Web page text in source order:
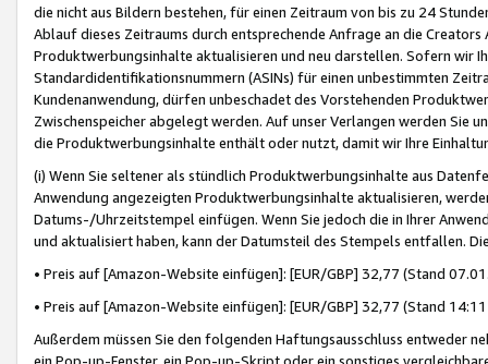
die nicht aus Bildern bestehen, für einen Zeitraum von bis zu 24
Ablauf dieses Zeitraums durch entsprechende Anfrage an die
Produktwerbungsinhalte aktualisieren und neu darstellen. Sofern wir
Standardidentifikationsnummern (ASINs) für einen unbestimmten
Kundenanwendung, dürfen unbeschadet des Vorstehenden
Zwischenspeicher abgelegt werden. Auf unser Verlangen werden Sie
die Produktwerbungsinhalte enthält oder nutzt, damit wir Ihre
(i) Wenn Sie seltener als stündlich Produktwerbungsinhalte aus
Anwendung angezeigten Produktwerbungsinhalte aktualisieren,
Datums-/Uhrzeitstempel einfügen. Wenn Sie jedoch die in Ihrer
und aktualisiert haben, kann der Datumsteil des Stempels entfallen.
• Preis auf [Amazon-Website einfügen]: [EUR/GBP] 32,77 (Stand
• Preis auf [Amazon-Website einfügen]: [EUR/GBP] 32,77 (Stand
Außerdem müssen Sie den folgenden Haftungsausschluss entweder
ein Pop-up-Fenster, ein Pop-up-Skript oder ein sonstiges